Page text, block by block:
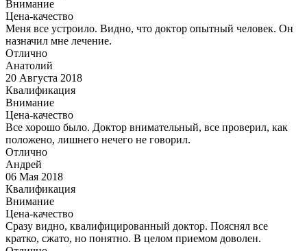
Внимание
Цена-качество
Меня все устроило. Видно, что доктор опытный человек. Он
назначил мне лечение.
Отлично
Анатолий
20 Августа 2018
Квалификация
Внимание
Цена-качество
Все хорошо было. Доктор внимательный, все проверил, как
положено, лишнего нечего не говорил.
Отлично
Андрей
06 Мая 2018
Квалификация
Внимание
Цена-качество
Сразу видно, квалифицированный доктор. Пояснял все
кратко, сжато, но понятно. В целом приемом доволен.